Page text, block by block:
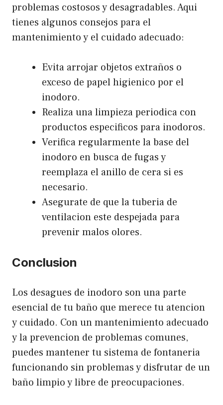
problemas costosos y desagradables. Aqui
tienes algunos consejos para el
mantenimiento y el cuidado adecuado:
Evita arrojar objetos extraños o
exceso de papel higienico por el
inodoro.
Realiza una limpieza periodica con
productos especificos para inodoros.
Verifica regularmente la base del
inodoro en busca de fugas y
reemplaza el anillo de cera si es
necesario.
Asegurate de que la tuberia de
ventilacion este despejada para
prevenir malos olores.
Conclusion
Los desagues de inodoro son una parte
esencial de tu baño que merece tu atencion
y cuidado. Con un mantenimiento adecuado
y la prevencion de problemas comunes,
puedes mantener tu sistema de fontaneria
funcionando sin problemas y disfrutar de un
baño limpio y libre de preocupaciones.